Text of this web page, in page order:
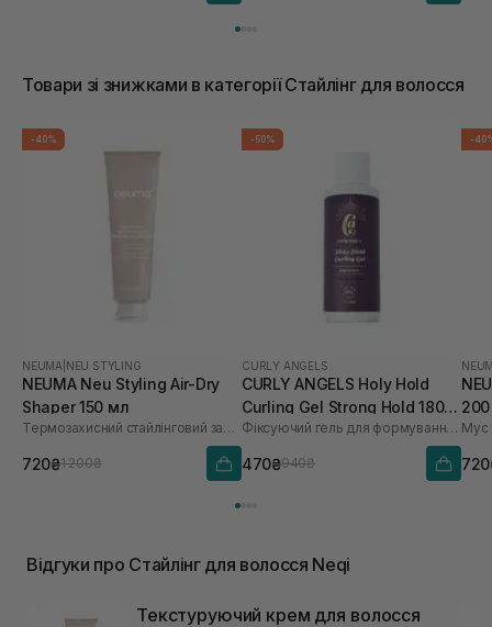
Товари зі знижками в категорії Стайлінг для волосся
-40%
NEUMA NEU STYLING
NEUMA Neu Styling Air-Dry
Shaper 150 мл
Термозахисний стайлінговий засіб для волосся
720₴1 200₴
-50%
CURLY ANGELS
CURLY ANGELS Holy Hold
Curling Gel Strong Hold 180
мл
Фіксуючий гель для формування кучерів
470₴940₴
-
Відгуки про Стайлінг для волосся Neqi
Текстуруючий крем для волосся